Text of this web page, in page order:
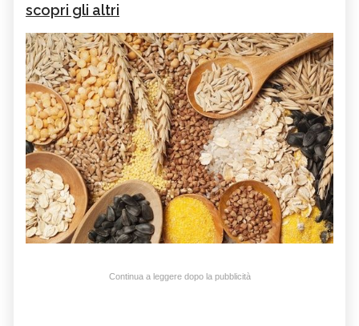
scopri gli altri
Continua a leggere dopo la pubblicità